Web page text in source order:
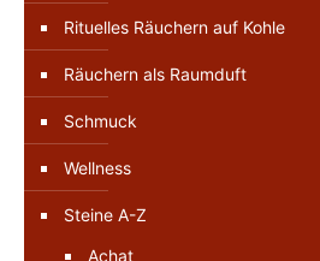
Rituelles Räuchern auf Kohle
Räuchern als Raumduft
Schmuck
Wellness
Steine A-Z
Achat